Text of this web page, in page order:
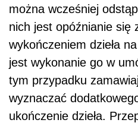
można wcześniej
nich jest opóźnianie się
wykończeniem dzieła
jest wykonanie go w
tym przypadku
wyznaczać
ukończenie dzieła.